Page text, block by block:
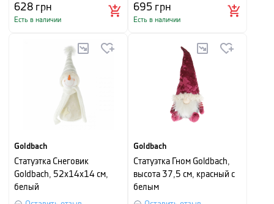
628грн
Есть в наличии
695грн
Есть в наличии
Goldbach
Cтатуэтка Снеговик
Goldbach, 52х14х14 см,
белый
Goldbach
Cтатуэтка Гном Goldbach,
высота 37,5 см, красный с
белым